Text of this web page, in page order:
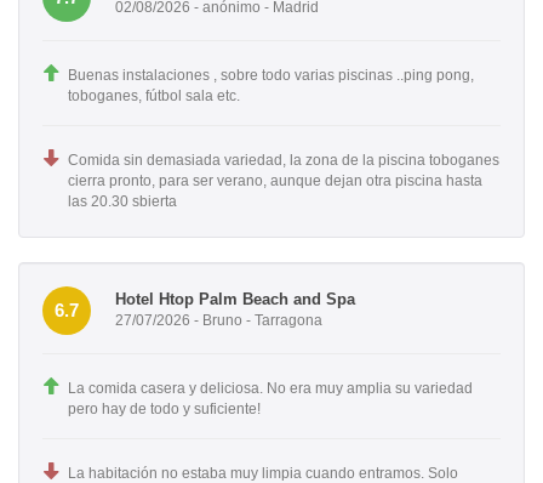
02/08/2026 - anónimo - Madrid
Buenas instalaciones , sobre todo varias piscinas ..ping pong,
toboganes, fútbol sala etc.
Comida sin demasiada variedad, la zona de la piscina toboganes
cierra pronto, para ser verano, aunque dejan otra piscina hasta
las 20.30 sbierta
6.7
Hotel Htop Palm Beach and Spa
27/07/2026 - Bruno - Tarragona
La comida casera y deliciosa. No era muy amplia su variedad
pero hay de todo y suficiente!
La habitación no estaba muy limpia cuando entramos. Solo